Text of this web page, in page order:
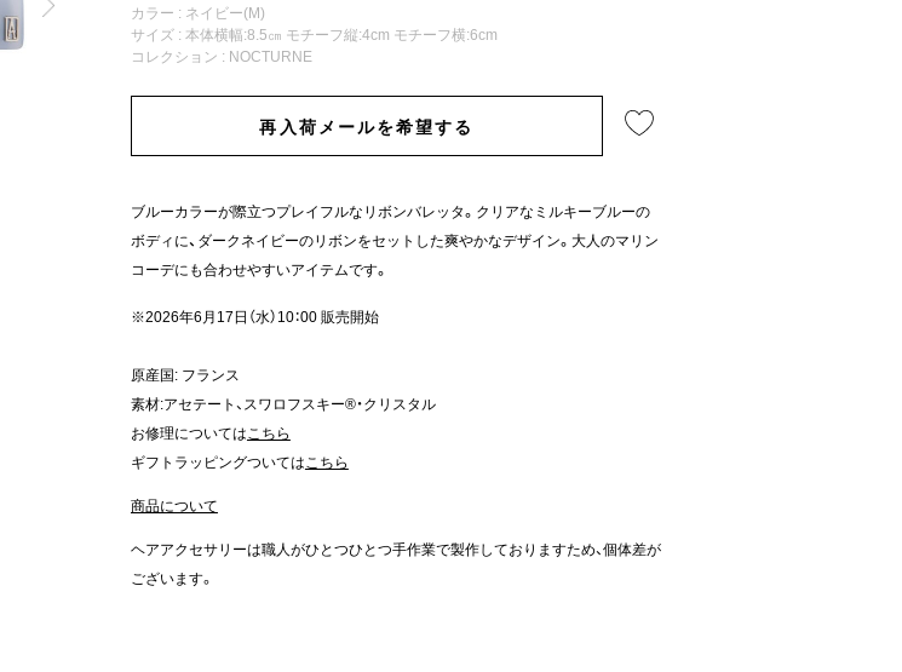
カラー : ネイビー(M)
サイズ : 本体横幅:8.5㎝ モチーフ縦:4cm モチーフ横:6cm
コレクション : NOCTURNE
再入荷メールを希望する
ブルーカラーが際立つプレイフルなリボンバレッタ。クリアなミルキーブルーの
ボディに、ダークネイビーのリボンをセットした爽やかなデザイン。大人のマリン
コーデにも合わせやすいアイテムです。
※2026年6月17日（水）10：00 販売開始
原産国: フランス
素材:アセテート、スワロフスキー®・クリスタル
お修理についてはこちら
ギフトラッピングついてはこちら
商品について
ヘアアクセサリーは職人がひとつひとつ手作業で製作しておりますため、個体差が
ございます。